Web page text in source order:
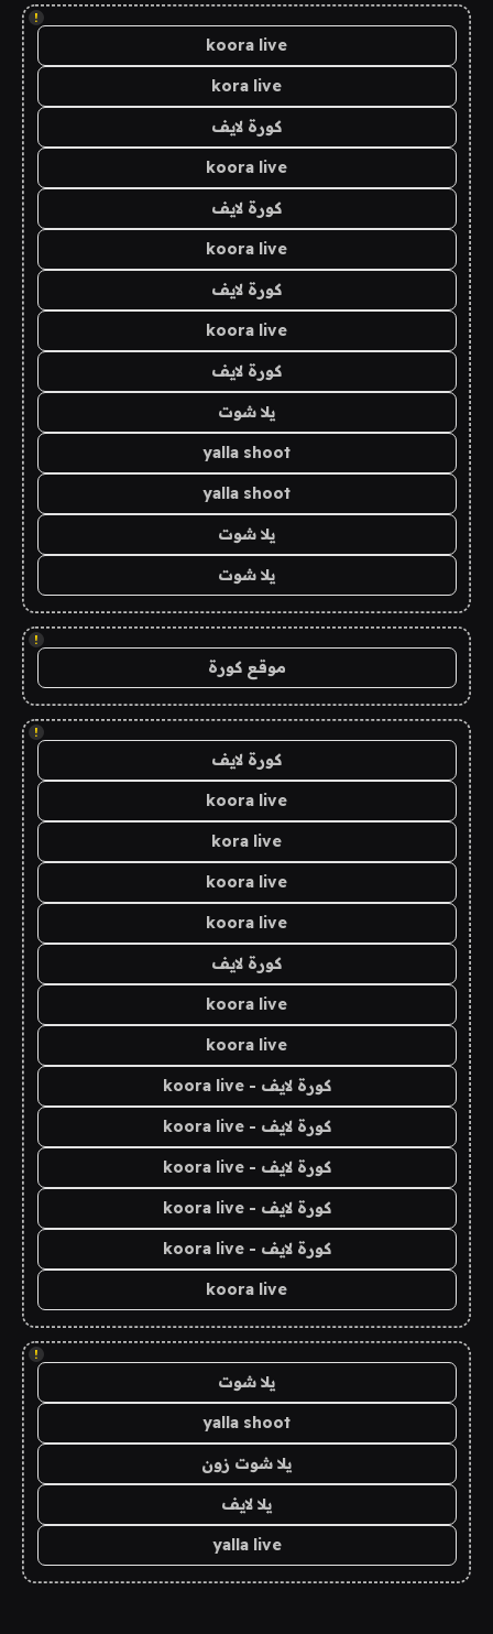
!
koora live
kora live
كورة لايف
koora live
كورة لايف
koora live
كورة لايف
koora live
كورة لايف
يلا شوت
yalla shoot
yalla shoot
يلا شوت
يلا شوت
!
موقع كورة
!
كورة لايف
koora live
kora live
koora live
koora live
كورة لايف
koora live
koora live
كورة لايف - koora live
كورة لايف - koora live
كورة لايف - koora live
كورة لايف - koora live
كورة لايف - koora live
koora live
!
يلا شوت
yalla shoot
يلا شوت زون
يلا لايف
yalla live